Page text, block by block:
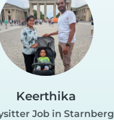
Keerthika
Job in Starnberg